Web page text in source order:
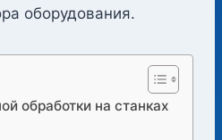
оборудования.
обработки на станках